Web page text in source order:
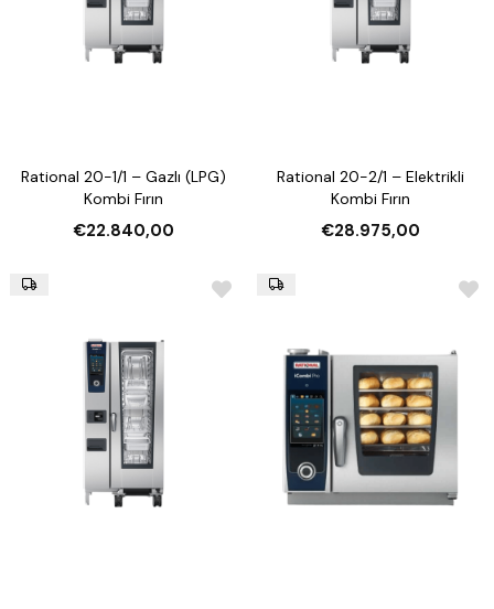
Rational 20-1/1 – Gazlı (LPG)
Kombi Fırın
€22.840,00
Rational 20-2/1 – Elektrikli
Kombi Fırın
€28.975,00